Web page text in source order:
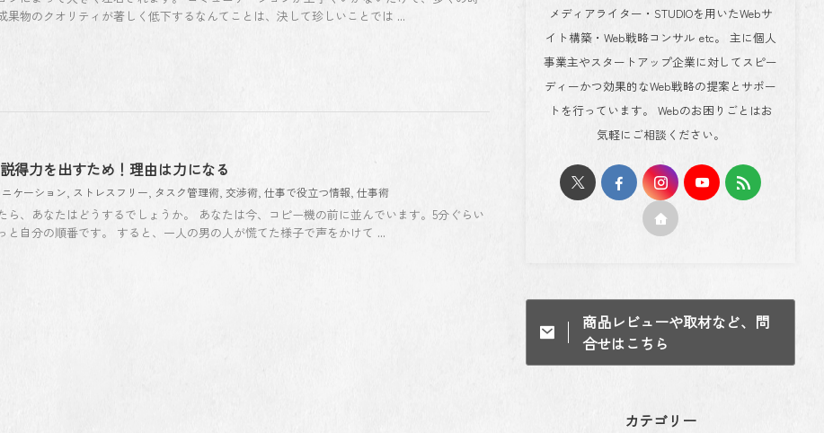
果物のクオリティが著しく低下するなんてことは、決して珍しいことでは ...
得力を出すため！理由は力になる
ケーション ストレスフリー タスク管理術 交渉術 仕事で役立つ情報 仕事術
ら、あなたはどうするでしょうか。 あなたは今、コピー機の前に並んでいます。5分ぐらい
と自分の順番です。 すると、一人の男の人が慌てた様子で声をかけて ...
メディアライター・STUDIOを用いたWebサ
イト構築・Web戦略コンサル etc。 主に個人
事業主やスタートアップ企業に対してスピー
ディーかつ効果的なWeb戦略の提案とサポー
トを行っています。 Webのお困りごとはお
気軽にご相談ください。
商品レビューや取材など、問
合せはこちら
カテゴリー